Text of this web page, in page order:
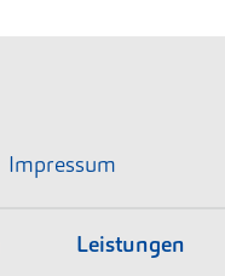
Impressum
Leistungen